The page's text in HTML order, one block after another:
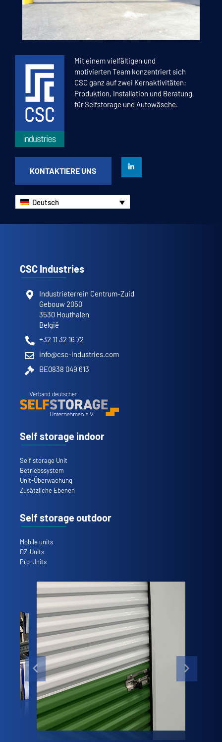
Mit einem vielfältigen und
motivierten Team konzentriert sich
CSC ganz auf zwei Kernaktivitäten:
Produktion, Installation und Beratung
für Selfstorage und Autowäsche.
KONTAKTIERE UNS
Deutsch
CSC Industries
Industrieterrein Centrum-Zuid
Gebouw 2050
3530 Houthalen
België
+32 11 32 16 72
info@csc-industries.com
BE0838 049 613
Self storage indoor
Self storage Unit
Betriebssystem
Unit-Überwachung
Zusätzliche Ebenen
Self storage outdoor
Mobile units
DZ-Units
Pro-Units